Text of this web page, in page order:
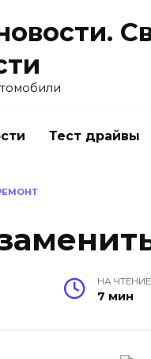
Тест драйвы
НА ЧТЕНИЕ
7 мин